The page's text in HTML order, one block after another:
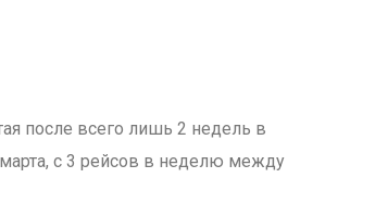
после всего лишь 2 недель в
марта, с 3 рейсов в неделю между